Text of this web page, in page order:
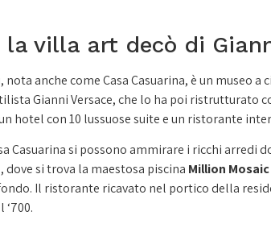
la villa art decò di
nota anche come Casa Casuarina, è un
Gianni Versace, che lo ha poi
hotel con 10 lussuose suite e un ristorante
Casuarina si possono ammirare i ricchi
si trova la maestosa piscina Million Mosaic
Il ristorante ricavato nel portico della